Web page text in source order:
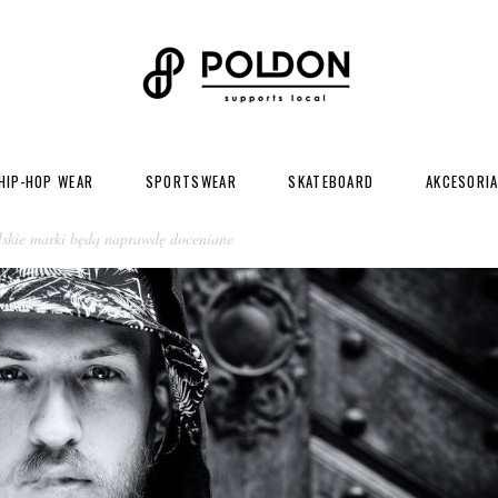
HOP WEAR SPORTSWEAR SKATEBOARD AKCESORIA
marki będą naprawdę doceniane